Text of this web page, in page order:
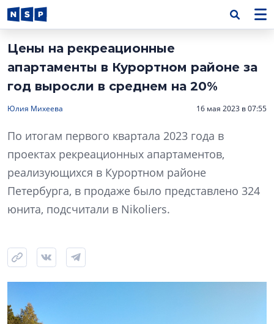
Цены на рекреационные
апартаменты в Курортном районе за
год выросли в среднем на 20%
Юлия Михеева 16 мая 2023 в 07:55
По итогам первого квартала 2023 года в
проектах рекреационных апартаментов,
реализующихся в Курортном районе
Петербурга, в продаже было представлено 324
юнита, подсчитали в Nikoliers.